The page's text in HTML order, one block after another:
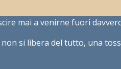
mai a venirne fuori
si libera del tutto, una